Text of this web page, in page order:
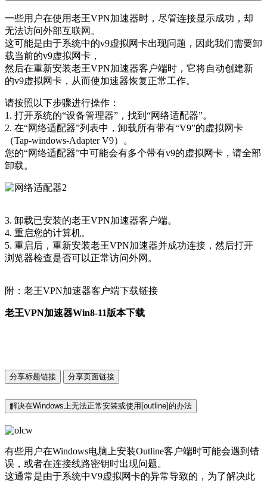
一些用户在使用老王VPN加速器时，尽管连接显示成功，却
无法访问外部互联网。
这可能是由于系统中的v9虚拟网卡出现问题，因此我们需要卸
载当前的v9虚拟网卡，
然后在重新安装老王VPN加速器客户端时，它将自动创建新
的v9虚拟网卡，从而使加速器恢复正常工作。
请按照以下步骤进行操作：
1. 打开系统的“设备管理器”，找到“网络适配器”。
2. 在“网络适配器”列表中，卸载所有带有“V9”的虚拟网卡
（Tap-windows-Adapter V9）。
您的“网络适配器”中可能会有多个带有v9的虚拟网卡，请全部
卸载。
3. 卸载已安装的老王VPN加速器客户端。
4. 重启您的计算机。
5. 重启后，重新安装老王VPN加速器并成功连接，然后打开
浏览器检查是否可以正常访问外网。
附：老王VPN加速器客户端下载链接
老王VPN加速器Win8-11版本下载
分享标题链接 分享页面链接
解决在Windows上无法正常安装或使用[outline]的办法
有些用户在Windows电脑上安装Outline客户端时可能会遇到错
误，或者在连接线路密钥时出现问题。
这通常是由于系统中V9虚拟网卡的异常导致的，为了解决此